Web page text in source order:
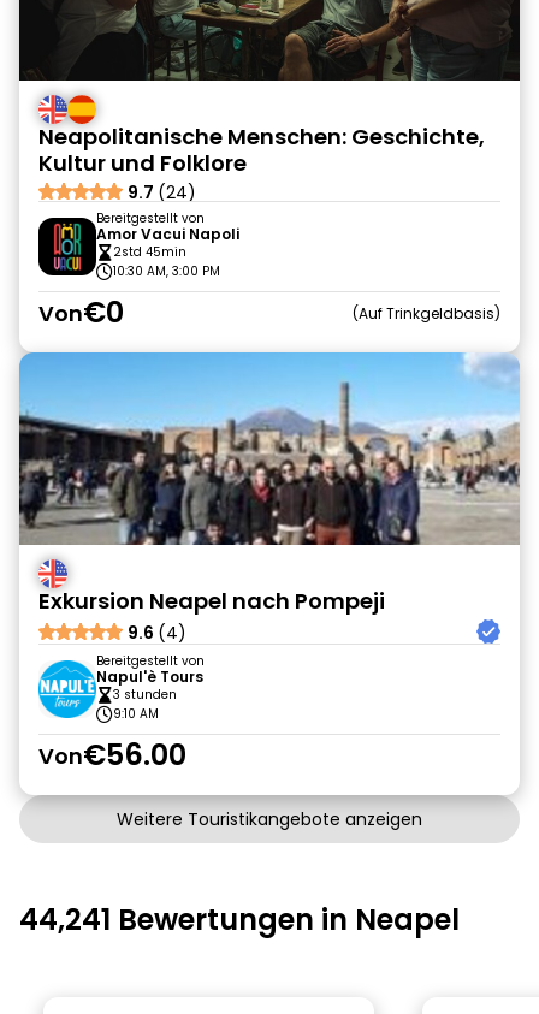
Neapolitanische Menschen: Geschichte,
Kultur und Folklore
9.7 (24)
Bereitgestellt von
Amor Vacui Napoli
2std 45min
10:30 AM, 3:00 PM
Von€0 Auf Trinkgeldbasis
Exkursion Neapel nach Pompeji
9.6 (4)
Bereitgestellt von
Napul'è Tours
3 stunden
9:10 AM
Von€56.00
Weitere Touristikangebote anzeigen
44,241 Bewertungen in Neapel